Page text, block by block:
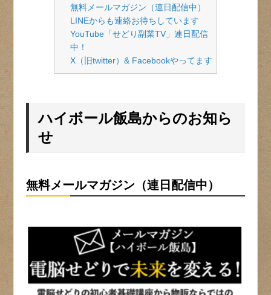
無料メールマガジン（連日配信中）
LINEからも連絡お待ちしています
YouTube「せどり副業TV」連日配信
中！
X（旧twitter）& Facebookやってます
ハイボール飯島からのお知ら
せ
無料メールマガジン（連日配信中）